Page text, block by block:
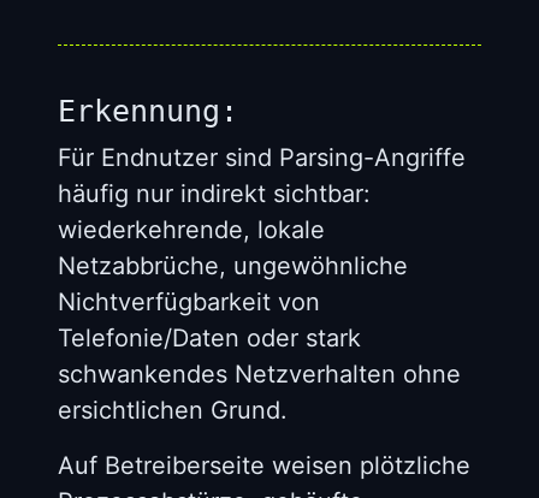
Erkennung:
Für Endnutzer sind Parsing-Angriffe
häufig nur indirekt sichtbar:
wiederkehrende, lokale
Netzabbrüche, ungewöhnliche
Nichtverfügbarkeit von
Telefonie/Daten oder stark
schwankendes Netzverhalten ohne
ersichtlichen Grund.
Auf Betreiberseite weisen plötzliche